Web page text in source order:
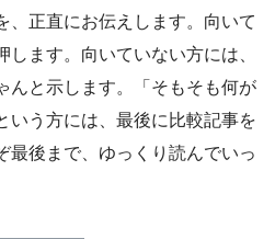
、正直にお伝えします。向いて
ます。向いていない方には、
んと示します。「そもそも何が
いう方には、最後に比較記事を
最後まで、ゆっくり読んでいっ